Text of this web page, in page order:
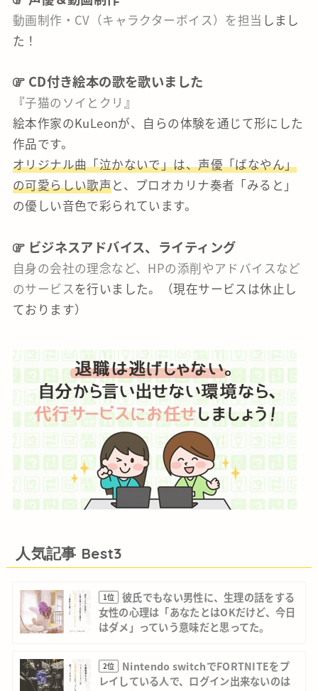
動画制作・CV（キャラクターボイス）を担当 しまし
た！
CD付き絵本の歌を歌いました
『子猫のソイとクリ 』
絵本作家のKuLeonが、自らの体験を通じて形にした
作品です。
オリジナル曲「泣かないで」は、声優「ばなやん」
の可愛らしい歌声と、プロオカリナ奏者「みると」
の優しい音色で彩られています。
ビジネスアドバイス、ライティング
自身の会社の理念など、HPの添削やアドバイスなど
のサービスを行いました。（現在サービスは休止し
ております）
人気記事 Best3
1位
彼氏でもない男性に、生理の話をする
女性の心理は「あなたとはOKだけど、今日
はダメ」っていう意味だと思ってた。
2位
Nintendo switchでFORTNITEをプ
レイしている人で、ログイン出来ないのは